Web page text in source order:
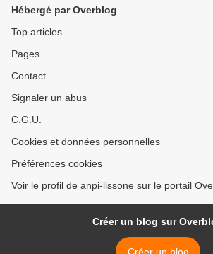
Hébergé par Overblog
Top articles
Pages
Contact
Signaler un abus
C.G.U.
Cookies et données personnelles
Préférences cookies
Voir le profil de anpi-lissone sur le portail
Créer un blog sur